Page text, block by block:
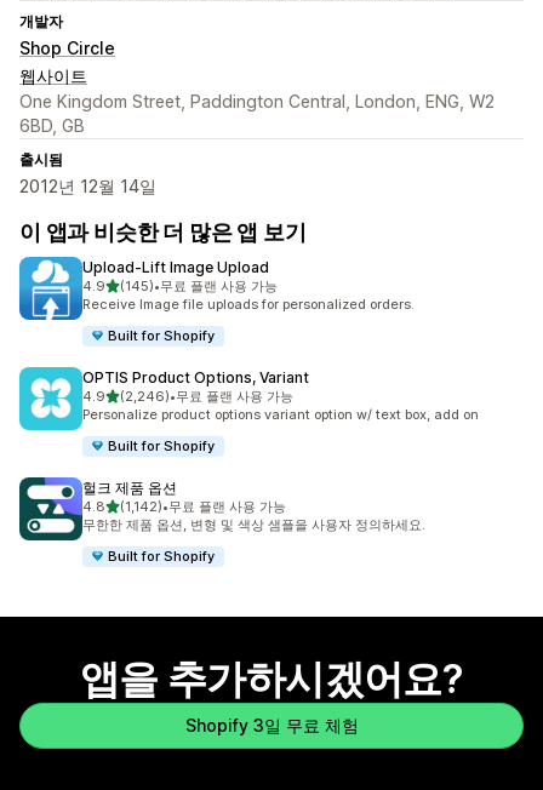
개발자
Shop Circle
웹사이트
One Kingdom Street, Paddington Central, London, ENG, W2
6BD, GB
출시됨
2012년 12월 14일
이 앱과 비슷한 더 많은 앱 보기
Upload‑Lift Image Upload
4.9별 5개 중
(145)
총 리뷰 145개
•무료 플랜 사용 가능
Receive Image file uploads for personalized orders.
Built for Shopify
OPTIS Product Options, Variant
4.9별 5개 중
(2,246)
총 리뷰 2246개
•무료 플랜 사용 가능
Personalize product options variant option w/ text box, add on
Built for Shopify
헐크 제품 옵션
4.8별 5개 중
(1,142)
총 리뷰 1142개
•무료 플랜 사용 가능
무한한 제품 옵션, 변형 및 색상 샘플을 사용자 정의하세요.
Built for Shopify
앱을 추가하시겠어요?
Shopify 3일 무료 체험